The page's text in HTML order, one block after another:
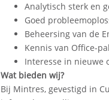
Analytisch sterk en
Goed
Beheersing van de
Kennis van Office-
Interesse in nieuwe
Wat bieden wij?
Bij Mintres, gevestigd in